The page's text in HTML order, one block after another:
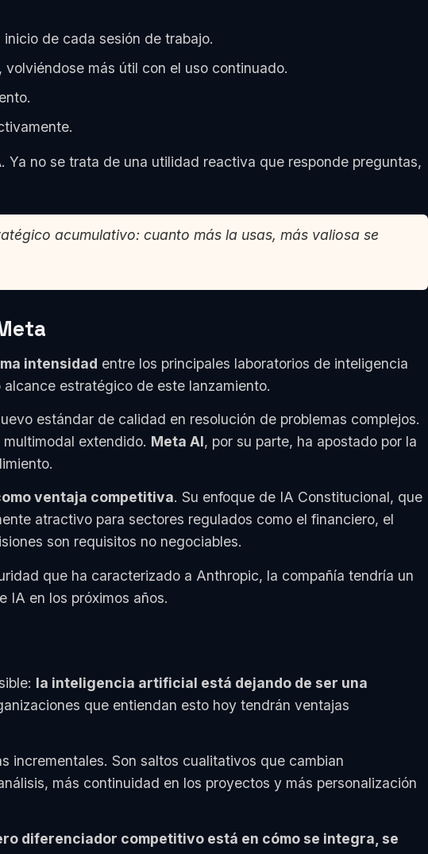
de cada sesión de trabajo.
más útil con el uso continuado.
. Ya no se trata de una utilidad reactiva que responde preguntas,
acumulativo: cuanto más la usas, más valiosa se
intensidad entre los principales laboratorios de inteligencia
estratégico de este lanzamiento.
estándar de calidad en resolución de problemas complejos.
extendido. Meta AI, por su parte, ha apostado por la
ventaja competitiva. Su enfoque de IA Constitucional, que
atractivo para sectores regulados como el financiero, el
son requisitos no negociables.
que ha caracterizado a Anthropic, la compañía tendría un
IA en los próximos años.
la inteligencia artificial está dejando de ser una
que entiendan esto hoy tendrán ventajas
Son saltos cualitativos que cambian
más continuidad en los proyectos y más personalización
diferenciador competitivo está en cómo se integra, se